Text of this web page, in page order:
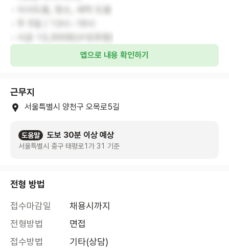
앱으로 내용 확인하기
근무지
서울특별시 양천구 오목로5길
도움말 도보 30분 이상 예상
서울특별시 중구 태평로1가 31 기준
전형 방법
접수마감일
채용시까지
전형방법
면접
접수방법
기타(상담)